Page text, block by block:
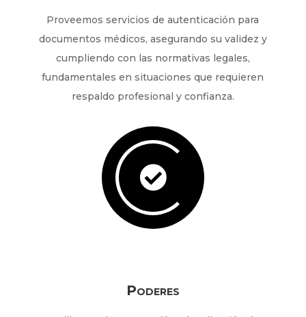
Proveemos servicios de autenticación para
documentos médicos, asegurando su validez y
cumpliendo con las normativas legales,
fundamentales en situaciones que requieren
respaldo profesional y confianza.

Poderes